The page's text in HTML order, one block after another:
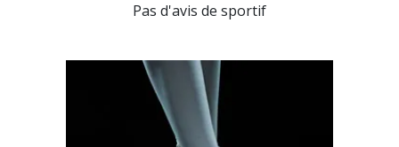
Pas d'avis de sportif